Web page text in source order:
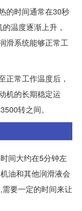
的时间通常在30秒
温度逐渐上升，
滑系统能够正常工
正常工作温度后，
机的长期稳定运
转之间。
间大约在5分钟左
油和其他润滑液会
要一定的时间来让